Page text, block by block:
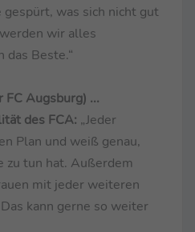
was sich nicht gut
wir alles
das Beste.“
Augsburg) ...
des FCA: „Jeder
Plan und weiß genau,
zu tun hat. Außerdem
mit jeder weiteren
kann gerne so weiter